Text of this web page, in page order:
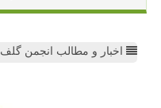
اخبار و مطالب انجمن گلف